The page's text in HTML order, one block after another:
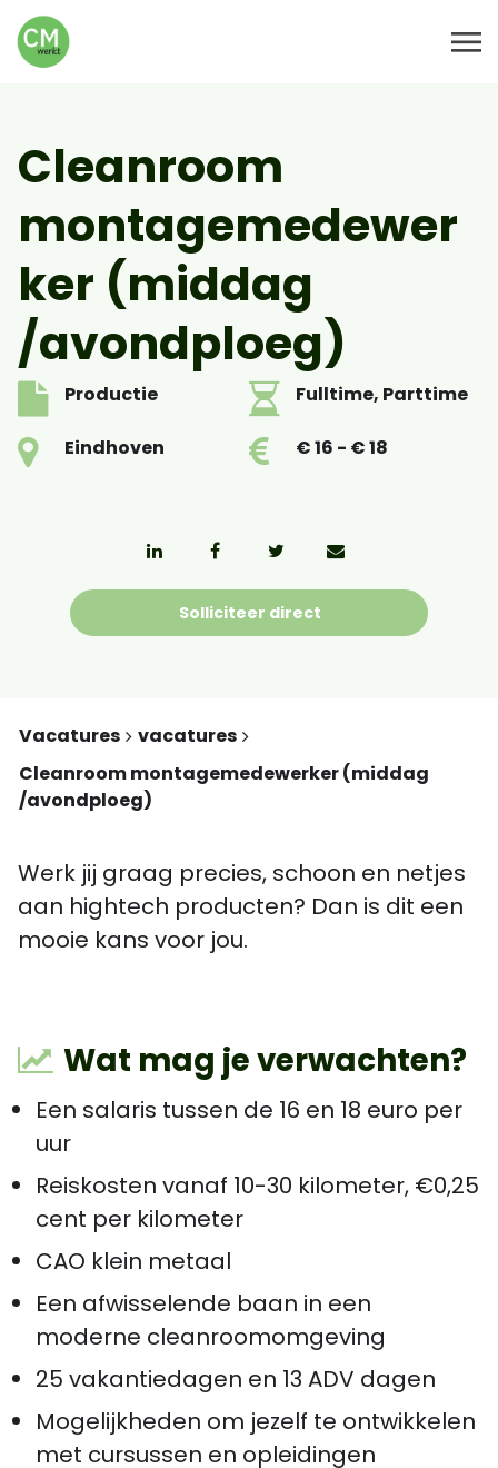
Cleanroom
montagemedewer
ker (middag
/avondploeg)
Productie Fulltime, Parttime
Eindhoven € 16 - € 18
Solliciteer direct
Vacatures
vacatures
Cleanroom montagemedewerker (middag
/avondploeg)
Werk jij graag precies, schoon en netjes
aan hightech producten? Dan is dit een
mooie kans voor jou.
Wat mag je verwachten?
Een salaris tussen de 16 en 18 euro per
uur
Reiskosten vanaf 10-30 kilometer, €0,25
cent per kilometer
CAO klein metaal
Een afwisselende baan in een
moderne cleanroomomgeving
25 vakantiedagen en 13 ADV dagen
Mogelijkheden om jezelf te ontwikkelen
met cursussen en opleidingen